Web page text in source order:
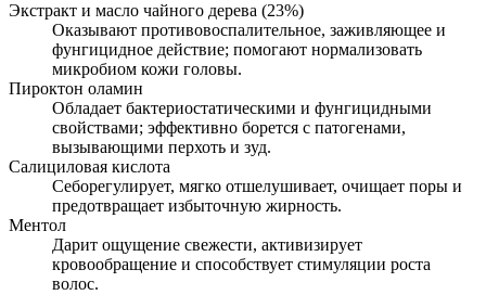
Экстракт и масло чайного дерева (23%)
Оказывают противовоспалительное, заживляющее и
фунгицидное действие; помогают нормализовать
микробиом кожи головы.
Пироктон оламин
Обладает бактериостатическими и фунгицидными
свойствами; эффективно борется с патогенами,
вызывающими перхоть и зуд.
Салициловая кислота
Себорегулирует, мягко отшелушивает, очищает поры и
предотвращает избыточную жирность.
Ментол
Дарит ощущение свежести, активизирует
кровообращение и способствует стимуляции роста
волос.